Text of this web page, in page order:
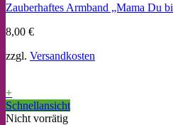
Zauberhaftes Armband „Mama Du
8,00 €
zzgl. Versandkosten
+
Schnellansicht
Nicht vorrätig